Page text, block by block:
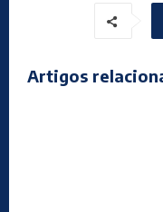
Artigos